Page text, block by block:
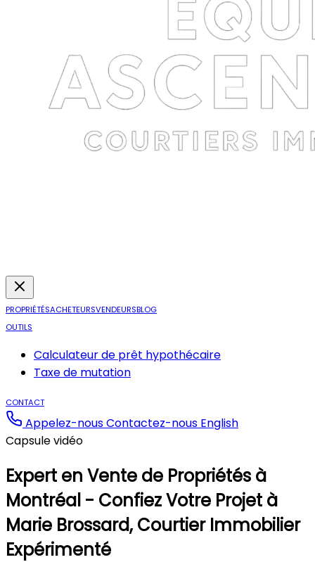
PROPRIÉTÉSACHETEURSVENDEURSBLOG
OUTILS
Calculateur de prêt hypothécaire
Taxe de mutation
CONTACT
Appelez-nousContactez-nous English
Capsule vidéo
Expert en Vente de Propriétés à
Montréal - Confiez Votre Projet à
Marie Brossard, Courtier Immobilier
Expérimenté